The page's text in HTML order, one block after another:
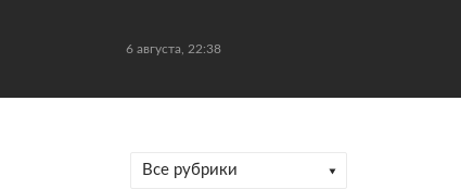
6 августа, 22:38
Все рубрики